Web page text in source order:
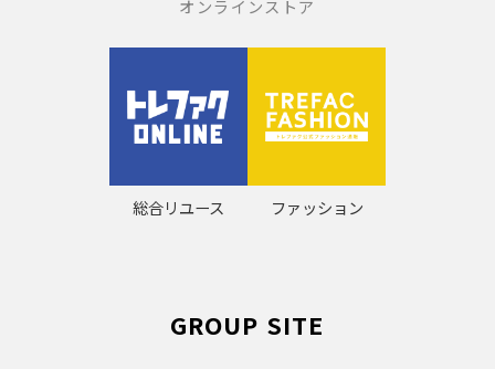
オンラインストア
総合リユース ファッション
GROUP SITE